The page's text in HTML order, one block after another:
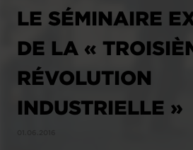
LE SÉMINAIRE
DE LA «
RÉVOLUTION
INDUSTRIELLE »